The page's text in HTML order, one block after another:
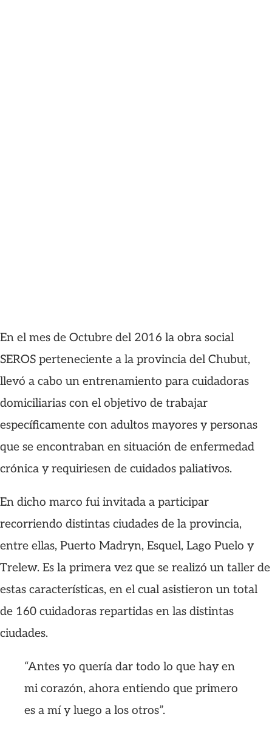
En el mes de Octubre del 2016 la obra social
SEROS perteneciente a la provincia del Chubut,
llevó a cabo un entrenamiento para cuidadoras
domiciliarias con el objetivo de trabajar
específicamente con adultos mayores y personas
que se encontraban en situación de enfermedad
crónica y requiriesen de cuidados paliativos.
En dicho marco fui invitada a participar
recorriendo distintas ciudades de la provincia,
entre ellas, Puerto Madryn, Esquel, Lago Puelo y
Trelew. Es la primera vez que se realizó un taller de
estas características, en el cual asistieron un total
de 160 cuidadoras repartidas en las distintas
ciudades.
“Antes yo quería dar todo lo que hay en
mi corazón, ahora entiendo que primero
es a mí y luego a los otros”.